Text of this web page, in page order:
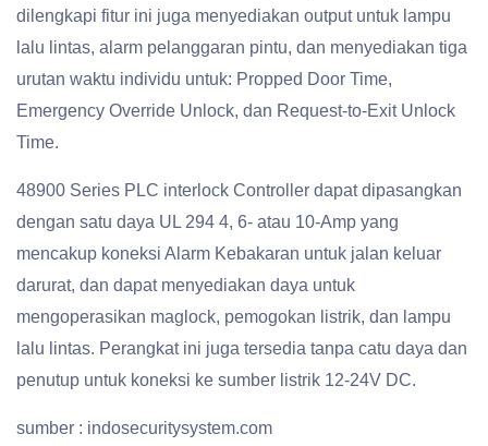
dilengkapi fitur ini juga menyediakan output untuk lampu
lalu lintas, alarm pelanggaran pintu, dan menyediakan tiga
urutan waktu individu untuk: Propped Door Time,
Emergency Override Unlock, dan Request-to-Exit Unlock
Time.
48900 Series PLC interlock Controller dapat dipasangkan
dengan satu daya UL 294 4, 6- atau 10-Amp yang
mencakup koneksi Alarm Kebakaran untuk jalan keluar
darurat, dan dapat menyediakan daya untuk
mengoperasikan maglock, pemogokan listrik, dan lampu
lalu lintas. Perangkat ini juga tersedia tanpa catu daya dan
penutup untuk koneksi ke sumber listrik 12-24V DC.
sumber : indosecuritysystem.com